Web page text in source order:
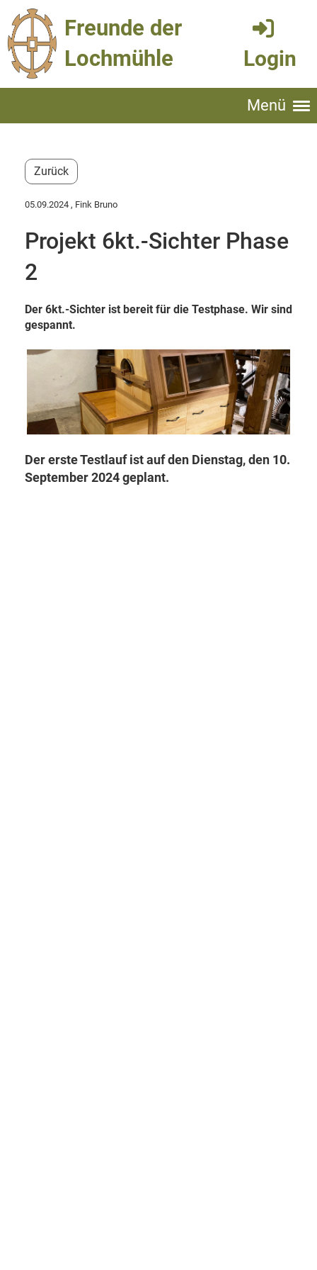
Freunde der
Lochmühle
Login
Menü
Zurück
05.09.2024 , Fink Bruno
Projekt 6kt.-Sichter Phase
2
Der 6kt.-Sichter ist bereit für die Testphase. Wir sind
gespannt.
Der erste Testlauf ist auf den Dienstag, den 10.
September 2024 geplant.